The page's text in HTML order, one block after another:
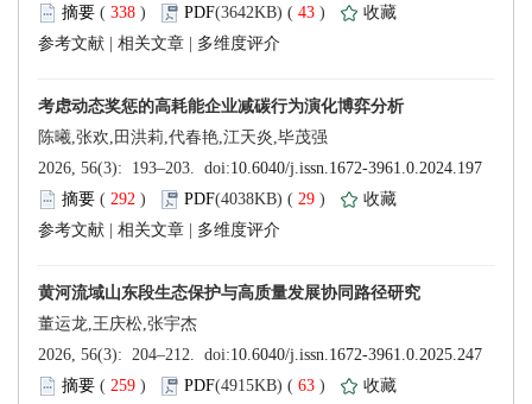
338 ) 43 )
|
|
292 ) 29 )
|
|
259 ) 63 )